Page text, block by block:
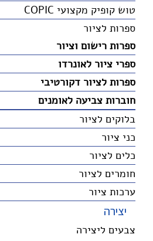
טוש קופיק מקצועי COPIC
ספרות לציור
ספרות רישום וציור
ספרי ציור לאונרדו
ספרות לציור דקורטיבי
חוברות צביעה לאומנים
בלוקים לציור
כני ציור
כלים לציור
חומרים לציור
ערכות ציור
יצירה
צבעים ליצירה